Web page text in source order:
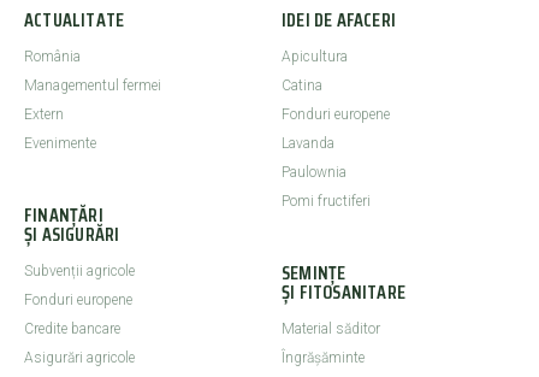
ACTUALITATE
România
Managementul fermei
Extern
Evenimente
FINANȚĂRI
ȘI ASIGURĂRI
Subvenții agricole
Fonduri europene
Credite bancare
Asigurări agricole
IDEI DE AFACERI
Apicultura
Catina
Fonduri europene
Lavanda
Paulownia
Pomi fructiferi
SEMINȚE
ȘI FITOSANITARE
Material săditor
Îngrășăminte